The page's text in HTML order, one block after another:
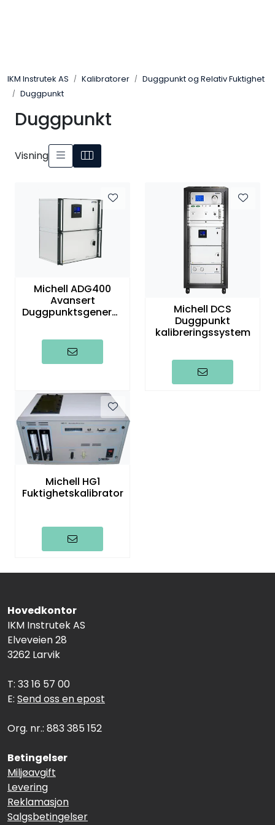
IKM Instrutek AS Kalibratorer
Duggpunkt og Relativ Fuktighet
Duggpunkt
Duggpunkt
Visning
Michell ADG400
Avansert
Duggpunktsgenerat
Michell DCS
Duggpunkt
kalibreringssystem
Michell HG1
Fuktighetskalibrator
Hovedkontor
IKM Instrutek AS
Elveveien 28
3262 Larvik
T: 33 16 57 00
E: Send oss en epost
Org. nr.: 883 385 152
Betingelser
Miljøavgift
Levering
Reklamasjon
Salgsbetingelser
Elektro
Elektronikk
Prosess
Miljø og sikkerhet
Kalibratorer
Termografi
Undervisning
Navigasjon & Kommunikasjon
Tilbehør
Kampanjer
Outlet